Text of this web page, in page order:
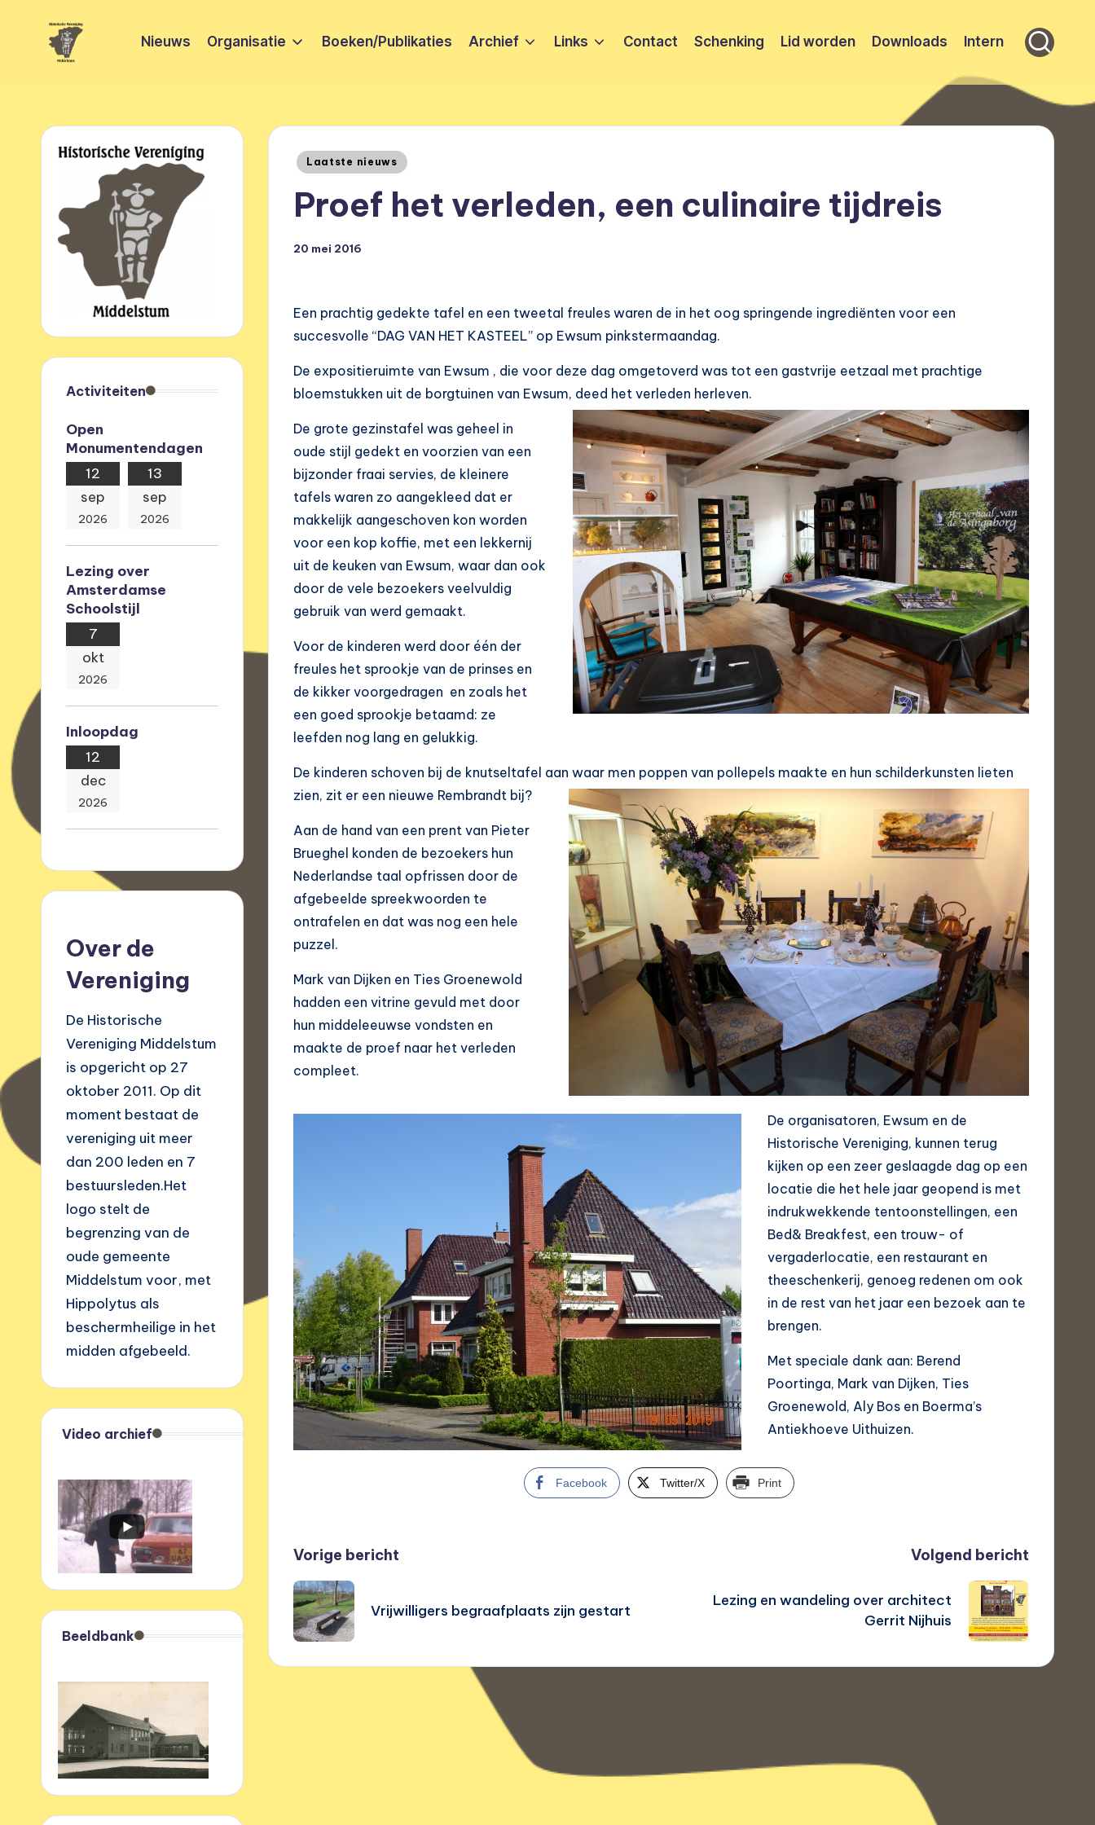
s
o
ri
h
Nieuws Organisatie Boeken/Publikaties Archief Links Contact Schenking Lid worden Downloads Intern
Geplaatst
Laatste nieuws
Proef het verleden, een culinaire tijdreis
20 mei 2016
Een prachtig gedekte tafel en een tweetal freules waren de in het oog springende ingrediënten voor een
succesvolle “DAG VAN HET KASTEEL” op Ewsum pinkstermaandag.
De expositieruimte van Ewsum , die voor deze dag omgetoverd was tot een gastvrije eetzaal met prachtige
bloemstukken uit de borgtuinen van Ewsum, deed het verleden herleven.
De grote gezinstafel was geheel in
oude stijl gedekt en voorzien van een
bijzonder fraai servies, de kleinere
tafels waren zo aangekleed dat er
makkelijk aangeschoven kon worden
voor een kop koffie, met een lekkernij
uit de keuken van Ewsum, waar dan ook
door de vele bezoekers veelvuldig
gebruik van werd gemaakt.
Voor de kinderen werd door één der
freules het sprookje van de prinses en
de kikker voorgedragen en zoals het
een goed sprookje betaamd: ze
leefden nog lang en gelukkig.
De kinderen schoven bij de knutseltafel aan waar men poppen van pollepels maakte en hun schilderkunsten lieten
zien, zit er een nieuwe Rembrandt bij?
Aan de hand van een prent van Pieter
Brueghel konden de bezoekers hun
Nederlandse taal opfrissen door de
afgebeelde spreekwoorden te
ontrafelen en dat was nog een hele
puzzel.
Mark van Dijken en Ties Groenewold
hadden een vitrine gevuld met door
hun middeleeuwse vondsten en
maakte de proef naar het verleden
compleet.
De organisatoren, Ewsum en de
Historische Vereniging, kunnen terug
kijken op een zeer geslaagde dag op een
locatie die het hele jaar geopend is met
indrukwekkende tentoonstellingen, een
Bed& Breakfest, een trouw- of
vergaderlocatie, een restaurant en
theeschenkerij, genoeg redenen om ook
in de rest van het jaar een bezoek aan te
brengen.
Met speciale dank aan: Berend
Poortinga, Mark van Dijken, Ties
Groenewold, Aly Bos en Boerma’s
Antiekhoeve Uithuizen.
Facebook Twitter/X Print
Bericht
navigatie
Vorige bericht
Vrijwilligers begraafplaats zijn gestart
Volgend bericht
Lezing en wandeling over architect
Gerrit Nijhuis
Activiteiten
Open
Monumentendagen
12
sep
2026
13
sep
2026
Lezing over
Amsterdamse
Schoolstijl
7
okt
2026
Inloopdag
12
dec
2026
Over de
Vereniging
De Historische
Vereniging Middelstum
is opgericht op 27
oktober 2011. Op dit
moment bestaat de
vereniging uit meer
dan 200 leden en 7
bestuursleden.Het
logo stelt de
begrenzing van de
oude gemeente
Middelstum voor, met
Hippolytus als
beschermheilige in het
midden afgebeeld.
Video archief
Beeldbank